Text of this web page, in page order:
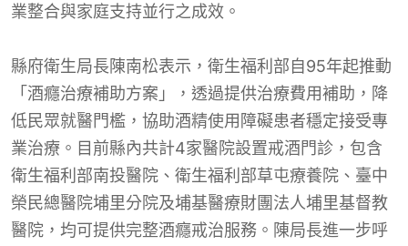
業整合與家庭支持並行之成效。
縣府衛生局長陳南松表示，衛生福利部自95年起推動
「酒癮治療補助方案」，透過提供治療費用補助，降
低民眾就醫門檻，協助酒精使用障礙患者穩定接受專
業治療。目前縣內共計4家醫院設置戒酒門診，包含
衛生福利部南投醫院、衛生福利部草屯療養院、臺中
榮民總醫院埔里分院及埔基醫療財團法人埔里基督教
醫院，均可提供完整酒癮戒治服務。陳局長進一步呼